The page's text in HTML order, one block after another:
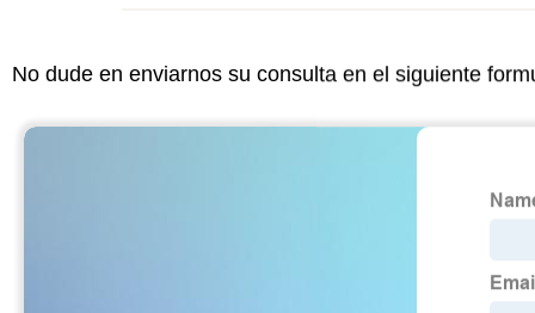
No dude en enviarnos su consulta en el siguiente